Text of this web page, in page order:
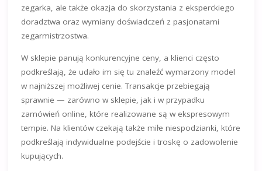
zegarka, ale także okazja do skorzystania z eksperckiego
doradztwa oraz wymiany doświadczeń z pasjonatami
zegarmistrzostwa.
W sklepie panują konkurencyjne ceny, a klienci często
podkreślają, że udało im się tu znaleźć wymarzony model
w najniższej możliwej cenie. Transakcje przebiegają
sprawnie — zarówno w sklepie, jak i w przypadku
zamówień online, które realizowane są w ekspresowym
tempie. Na klientów czekają także miłe niespodzianki, które
podkreślają indywidualne podejście i troskę o zadowolenie
kupujących.